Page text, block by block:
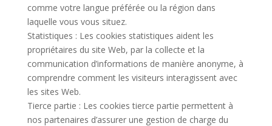
comme votre langue préférée ou la région dans
laquelle vous vous situez.
Statistiques : Les cookies statistiques aident les
propriétaires du site Web, par la collecte et la
communication d’informations de manière anonyme, à
comprendre comment les visiteurs interagissent avec
les sites Web.
Tierce partie : Les cookies tierce partie permettent à
nos partenaires d’assurer une gestion de charge du